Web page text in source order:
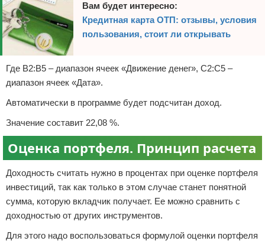
Вам будет интересно:
Кредитная карта ОТП: отзывы, условия
пользования, стоит ли открывать
Где B2:В5 – диапазон ячеек «Движение денег», С2:С5 –
диапазон ячеек «Дата».
Автоматически в программе будет подсчитан доход.
Значение составит 22,08 %.
Оценка портфеля. Принцип расчета
Доходность считать нужно в процентах при оценке портфеля
инвестиций, так как только в этом случае станет понятной
сумма, которую вкладчик получает. Ее можно сравнить с
доходностью от других инструментов.
Для этого надо воспользоваться формулой оценки портфеля